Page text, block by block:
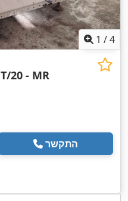
1 /4
T/20 - MR
התקשר